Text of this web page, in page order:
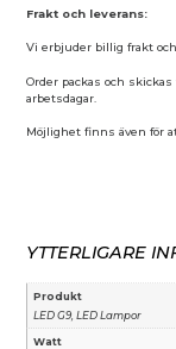
Frakt och leverans:
Vi erbjuder billig frakt
Order packas och
arbetsdagar.
Möjlighet finns även för
YTTERLIGARE
Produkt
LED G9, LED Lampor
Watt